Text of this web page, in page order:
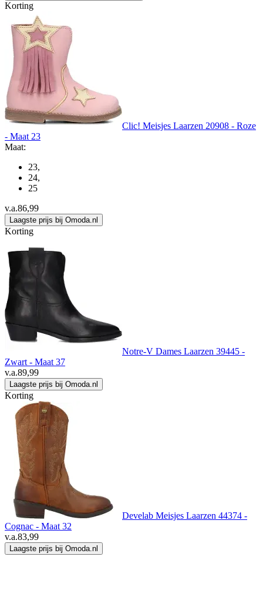
Korting
Clic! Meisjes Laarzen 20908 - Roze
- Maat 23
Maat:
23,
24,
25
v.a.86,99
Laagste prijs bij Omoda.nl
Korting
Notre-V Dames Laarzen 39445 -
Zwart - Maat 37
v.a.89,99
Laagste prijs bij Omoda.nl
Korting
Develab Meisjes Laarzen 44374 -
Cognac - Maat 32
v.a.83,99
Laagste prijs bij Omoda.nl